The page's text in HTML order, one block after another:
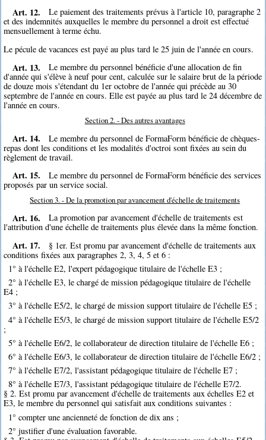
Art. 12.
Le paiement des traitements prévus à l'article 10, paragraphe 2
et des indemnités auxquelles le membre du personnel a droit est effectué
mensuellement à terme échu.
Le pécule de vacances est payé au plus tard le 25 juin de l'année en cours.
Art. 13.
Le membre du personnel bénéficie d'une allocation de fin
d'année qui s'élève à neuf pour cent, calculée sur le salaire brut de la période
de douze mois s'étendant du 1er octobre de l'année qui précède au 30
septembre de l'année en cours. Elle est payée au plus tard le 24 décembre de
l'année en cours.
Section 2. - Des autres avantages
Art. 14.
Le membre du personnel de FormaForm bénéficie de chèques-
repas dont les conditions et les modalités d'octroi sont fixées au sein du
règlement de travail.
Art. 15.
Le membre du personnel de FormaForm bénéficie des services
proposés par un service social.
Section 3. - De la promotion par avancement d'échelle de traitements
Art. 16.
La promotion par avancement d'échelle de traitements est
l'attribution d'une échelle de traitements plus élevée dans la même fonction.
Art. 17.
§ 1er. Est promu par avancement d'échelle de traitements aux
conditions fixées aux paragraphes 2, 3, 4, 5 et 6 :
1° à l'échelle E2, l'expert pédagogique titulaire de l'échelle E3 ;
2° à l'échelle E3, le chargé de mission pédagogique titulaire de l'échelle
E4 ;
3° à l'échelle E5/2, le chargé de mission support titulaire de l'échelle E5 ;
4° à l'échelle E5/3, le chargé de mission support titulaire de l'échelle E5/2
;
5° à l'échelle E6/2, le collaborateur de direction titulaire de l'échelle E6 ;
6° à l'échelle E6/3, le collaborateur de direction titulaire de l'échelle E6/2 ;
7° à l'échelle E7/2, l'assistant pédagogique titulaire de l'échelle E7 ;
8° à l'échelle E7/3, l'assistant pédagogique titulaire de l'échelle E7/2.
§ 2. Est promu par avancement d'échelle de traitements aux échelles E2 et
E3, le membre du personnel qui satisfait aux conditions suivantes :
1° compter une ancienneté de fonction de dix ans ;
2° justifier d'une évaluation favorable.